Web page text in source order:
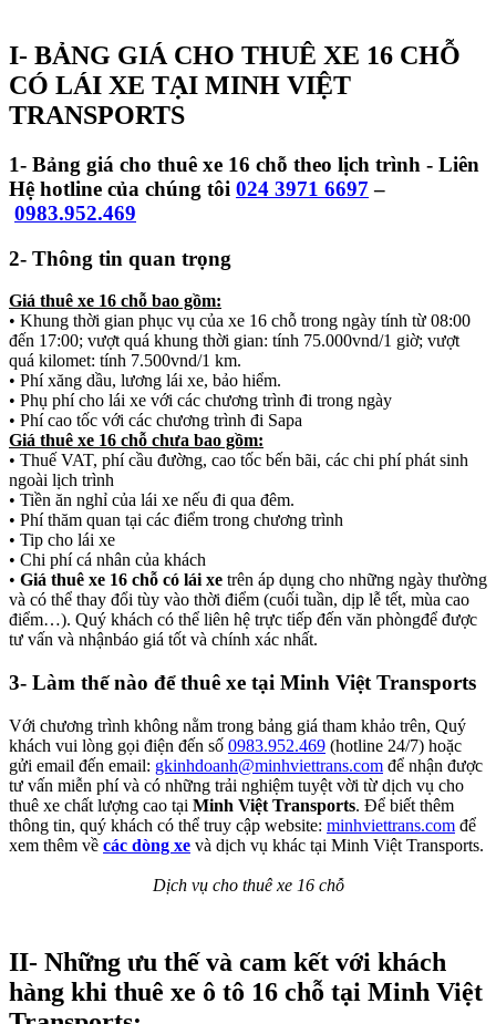
I- BẢNG GIÁ CHO THUÊ XE 16 CHỖ
CÓ LÁI XE TẠI MINH VIỆT
TRANSPORTS
1- Bảng giá cho thuê xe 16 chỗ theo lịch trình - Liên
Hệ hotline của chúng tôi 024 3971 6697 –
0983.952.469
2- Thông tin quan trọng
Giá thuê xe 16 chỗ bao gồm:
• Khung thời gian phục vụ của xe 16 chỗ trong ngày tính từ 08:00
đến 17:00; vượt quá khung thời gian: tính 75.000vnd/1 giờ; vượt
quá kilomet: tính 7.500vnd/1 km.
• Phí xăng dầu, lương lái xe, bảo hiểm.
• Phụ phí cho lái xe với các chương trình đi trong ngày
• Phí cao tốc với các chương trình đi Sapa
Giá thuê xe 16 chỗ chưa bao gồm:
• Thuế VAT, phí cầu đường, cao tốc bến bãi, các chi phí phát sinh
ngoài lịch trình
• Tiền ăn nghỉ của lái xe nếu đi qua đêm.
• Phí thăm quan tại các điểm trong chương trình
• Tip cho lái xe
• Chi phí cá nhân của khách
• Giá thuê xe 16 chỗ có lái xe trên áp dụng cho những ngày thường
và có thể thay đổi tùy vào thời điểm (cuối tuần, dịp lễ tết, mùa cao
điểm…). Quý khách có thể liên hệ trực tiếp đến văn phòngđể được
tư vấn và nhậnbáo giá tốt và chính xác nhất.
3- Làm thế nào để thuê xe tại Minh Việt Transports
Với chương trình không nằm trong bảng giá tham khảo trên, Quý
khách vui lòng gọi điện đến số 0983.952.469 (hotline 24/7) hoặc
gửi email đến email: gkinhdoanh@minhviettrans.com để nhận được
tư vấn miễn phí và có những trải nghiệm tuyệt vời từ dịch vụ cho
thuê xe chất lượng cao tại Minh Việt Transports. Để biết thêm
thông tin, quý khách có thể truy cập website: minhviettrans.com để
xem thêm về các dòng xe và dịch vụ khác tại Minh Việt Transports.
Dịch vụ cho thuê xe 16 chỗ
II- Những ưu thế và cam kết với khách
hàng khi thuê xe ô tô 16 chỗ tại Minh Việt